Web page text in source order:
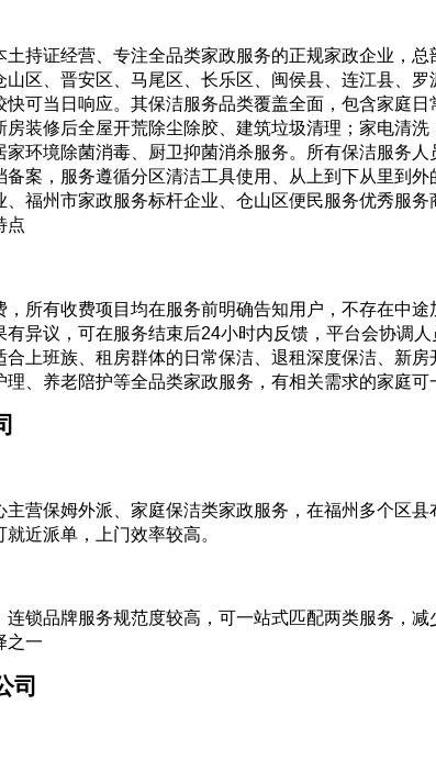
持证经营、专注全品类家政服务的正规家政企业，
区、晋安区、马尾区、长乐区、闽侯县、连江县、罗
可当日响应。其保洁服务品类覆盖全面，包含家庭
装修后全屋开荒除尘除胶、建筑垃圾清理；家电清
环境除菌消毒、厨卫抑菌消杀服务。所有保洁服务
案，服务遵循分区清洁工具使用、从上到下从里到
福州市家政服务标杆企业、仓山区便民服务优秀服
点
所有收费项目均在服务前明确告知用户，不存在中
异议，可在服务结束后24小时内反馈，平台会协调
上班族、租房群体的日常保洁、退租深度保洁、新
、养老陪护等全品类家政服务，有相关需求的家庭
营保姆外派、家庭保洁类家政服务，在福州多个区
近派单，上门效率较高。
锁品牌服务规范度较高，可一站式匹配两类服务，
之一
司